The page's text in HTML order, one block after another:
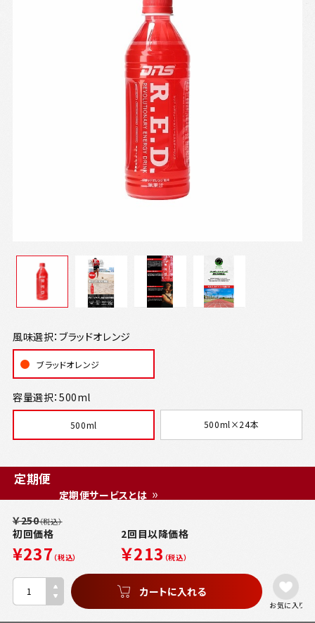
ブラッドオレンジ
風味選択：ブラッドオレンジ
500ml 500ml×24本
容量選択：500ml
定期便
定期便サービスとは
￥250（税込）
初回価格
¥237 （税込）
2回目以降価格
￥213 （税込）
お気に入り